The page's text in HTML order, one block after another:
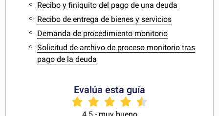
Recibo y finiquito del pago de una deuda
Recibo de entrega de bienes y servicios
Demanda de procedimiento monitorio
Solicitud de archivo de proceso monitorio tras
pago de la deuda
Evalúa esta guía